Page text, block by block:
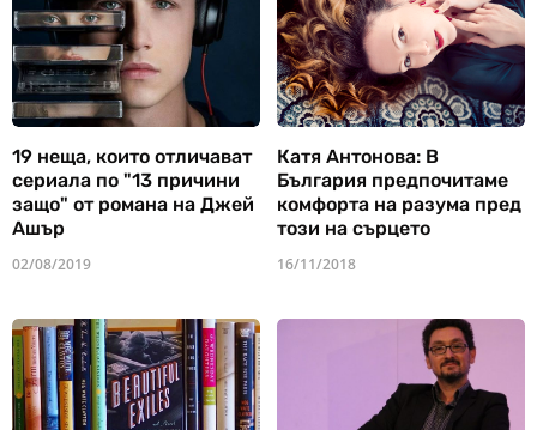
19 неща, които отличават
сериала по "13 причини
защо" от романа на Джей
Ашър
02/08/2019
Катя Антонова: В
България предпочитаме
комфорта на разума пред
този на сърцето
16/11/2018